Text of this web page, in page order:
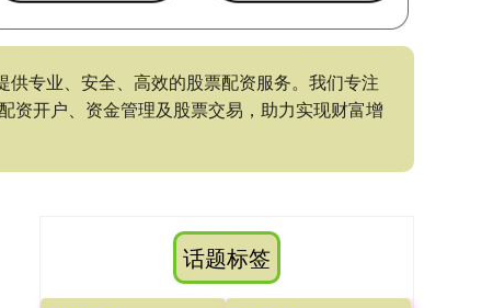
专业、安全、高效的股票配资服务。我们专注
资开户、资金管理及股票交易，助力实现财富增
话题标签